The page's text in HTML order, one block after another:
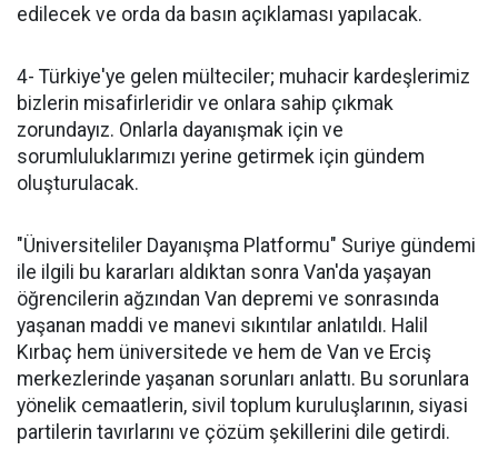
edilecek ve orda da basın açıklaması yapılacak.
4- Türkiye'ye gelen mülteciler; muhacir kardeşlerimiz
bizlerin misafirleridir ve onlara sahip çıkmak
zorundayız. Onlarla dayanışmak için ve
sorumluluklarımızı yerine getirmek için gündem
oluşturulacak.
"Üniversiteliler Dayanışma Platformu" Suriye gündemi
ile ilgili bu kararları aldıktan sonra Van'da yaşayan
öğrencilerin ağzından Van depremi ve sonrasında
yaşanan maddi ve manevi sıkıntılar anlatıldı. Halil
Kırbaç hem üniversitede ve hem de Van ve Erciş
merkezlerinde yaşanan sorunları anlattı. Bu sorunlara
yönelik cemaatlerin, sivil toplum kuruluşlarının, siyasi
partilerin tavırlarını ve çözüm şekillerini dile getirdi.